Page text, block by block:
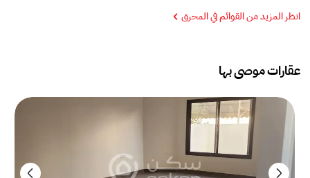
انظر المزيد من القوائم في المحرق
عقارات موصى بها